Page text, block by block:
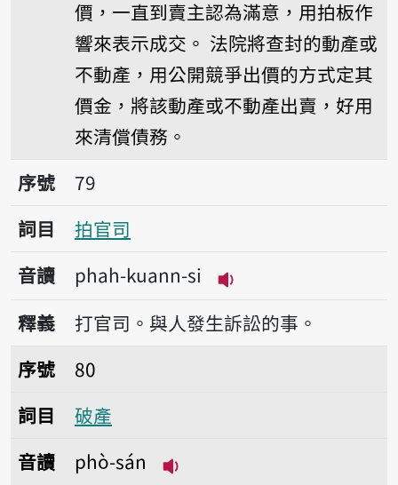
價，一直到賣主認為滿意，用拍板作
響來表示成交。 法院將查封的動產或
不動產，用公開競爭出價的方式定其
價金，將該動產或不動產出賣，好用
來清償債務。
序號79拍官司
序號
79
詞目
拍官司
音讀
phah-kuann-si
播放音讀phah-
釋義
打官司。與人發生訴訟的事。
序號80破產
序號
80
詞目
破產
音讀
phò-sán